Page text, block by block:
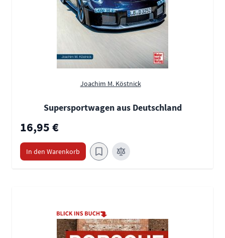
Joachim M. Köstnick
Supersportwagen aus Deutschland
16,95 €
In den Warenkorb